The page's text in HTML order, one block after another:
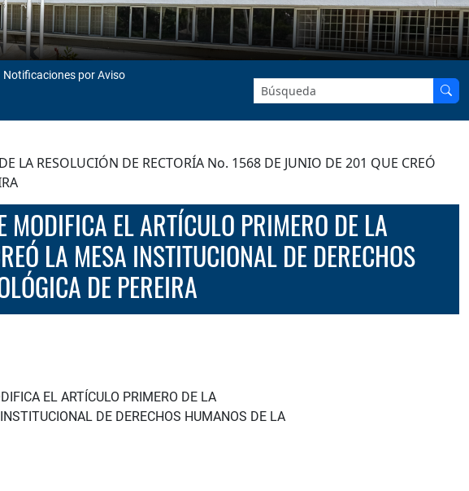
Notificaciones por Aviso
Buscar en el sitio:
LA RESOLUCIÓN DE RECTORÍA No. 1568 DE JUNIO DE 201 QUE CREÓ
LA MESA INSTITUCIONAL DE DERECHOS
DE PEREIRA
EL ARTÍCULO PRIMERO DE LA
DE DERECHOS HUMANOS DE LA